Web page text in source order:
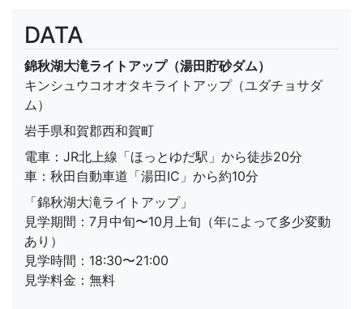
DATA
錦秋湖大滝ライトアップ（湯田貯砂ダム）
キンシュウコオオタキライトアップ（ユダチョサダ
ム）
岩手県和賀郡西和賀町
電車：JR北上線「ほっとゆだ駅」から徒歩20分
車：秋田自動車道「湯田IC」から約10分
「錦秋湖大滝ライトアップ」
見学期間：7月中旬〜10月上旬（年によって多少変動
あり）
見学時間：18:30〜21:00
見学料金：無料